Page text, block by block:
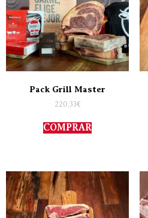
Pack Grill Master
220,33€
COMPRAR